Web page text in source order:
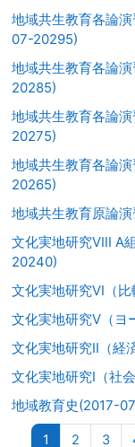
地域共生教育各論
07-20295)
地域共生教育各論
20285)
地域共生教育各論
20275)
地域共生教育各論
20265)
地域共生教育原論
文化実地研究VIII A
20240)
文化実地研究VI（
文化実地研究V（
文化実地研究II（経
文化実地研究I（社
地域教育史(2017-
1 ページ 1
2 ページ 2
3ペー